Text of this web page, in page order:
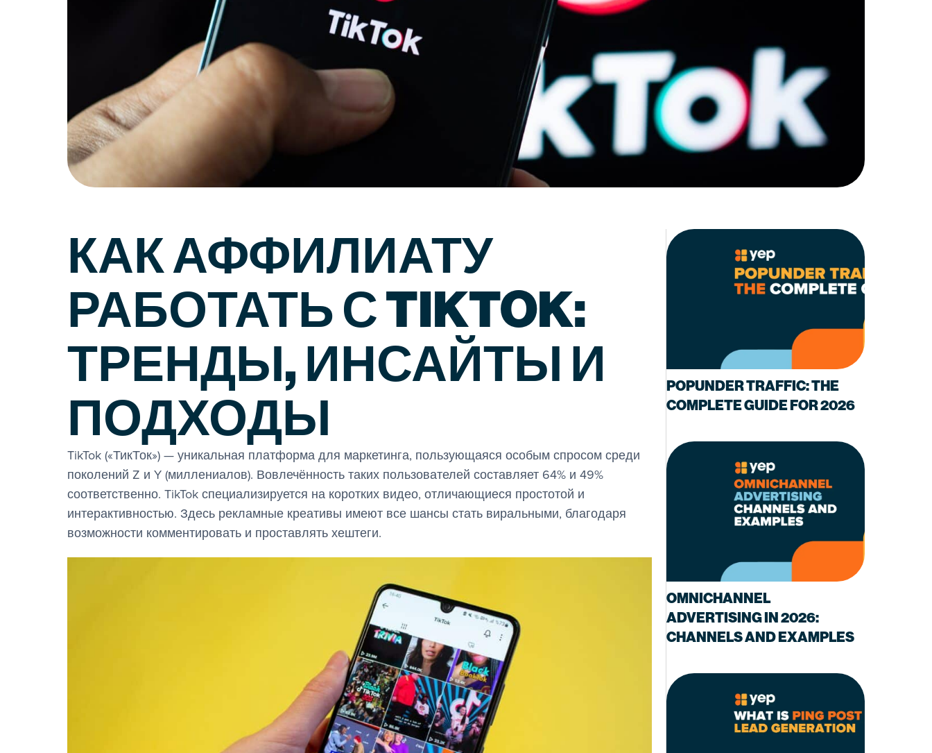
КАК АФФИЛИАТУ
РАБОТАТЬ С TIKTOK:
ТРЕНДЫ, ИНСАЙТЫ И
ПОДХОДЫ
TikTok («ТикТок») — уникальная платформа для маркетинга, пользующаяся особым спросом среди
поколений Z и Y (миллениалов). Вовлечённость таких пользователей составляет 64% и 49%
соответственно. TikTok специализируется на коротких видео, отличающиеся простотой и
интерактивностью. Здесь рекламные креативы имеют все шансы стать виральными, благодаря
возможности комментировать и проставлять хештеги.
POPUNDER TRAFFIC: THE
COMPLETE GUIDE FOR 2026
OMNICHANNEL
ADVERTISING IN 2026:
CHANNELS AND EXAMPLES